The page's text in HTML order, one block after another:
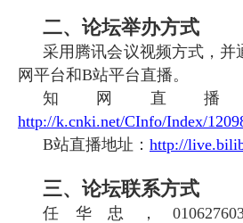
二、论坛举办方式
采用 腾讯会议视频方式，并
网平台和B站平台直播。
知网直播
http://k.cnki.net/CInfo/Index/
B站直播地址： http://
三、论坛联系方式
任华忠， 0